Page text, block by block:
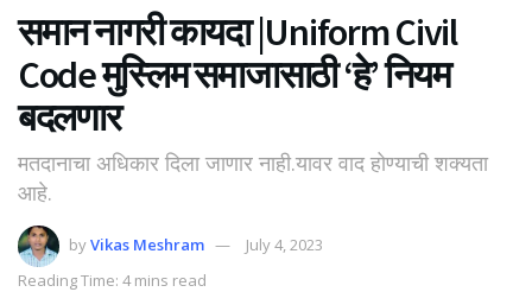
समान नागरी कायदा |Uniform Civil
Code मुस्लिम समाजासाठी ‘हे’ नियम
बदलणार
मतदानाचा अधिकार दिला जाणार नाही.यावर वाद होण्याची शक्यता
आहे.
byVikas Meshram
July 4, 2023
Reading Time: 4 mins read